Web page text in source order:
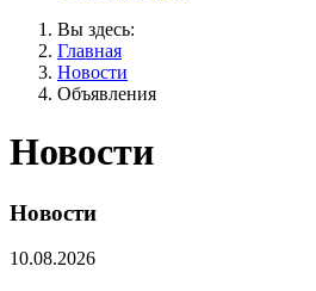
Вы здесь:
Главная
Новости
Объявления
Новости
Новости
10.08.2026